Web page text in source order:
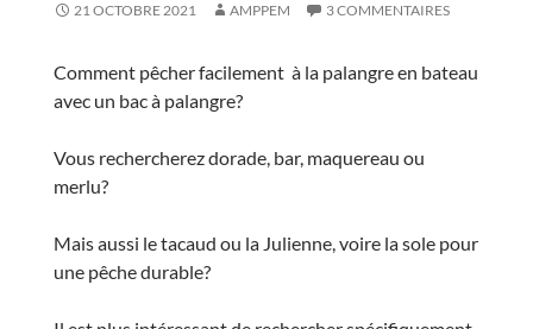
21 OCTOBRE 2021 AMPPEM 3 COMMENTAIRES
Comment pêcher facilement à la palangre en bateau
avec un bac à palangre?
Vous rechercherez dorade, bar, maquereau ou
merlu?
Mais aussi le tacaud ou la Julienne, voire la sole pour
une pêche durable?